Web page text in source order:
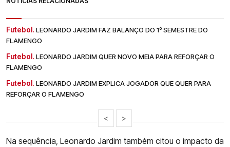
Futebol. LEONARDO JARDIM FAZ BALANÇO DO 1º SEMESTRE DO
FLAMENGO
Futebol. LEONARDO JARDIM QUER NOVO MEIA PARA REFORÇAR O
FLAMENGO
Futebol. LEONARDO JARDIM EXPLICA JOGADOR QUE QUER PARA
REFORÇAR O FLAMENGO
< >
Na sequência, Leonardo Jardim também citou o impacto da